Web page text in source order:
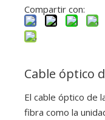
Compartir con:
Cable óptico
El cable óptico de
fibra como la